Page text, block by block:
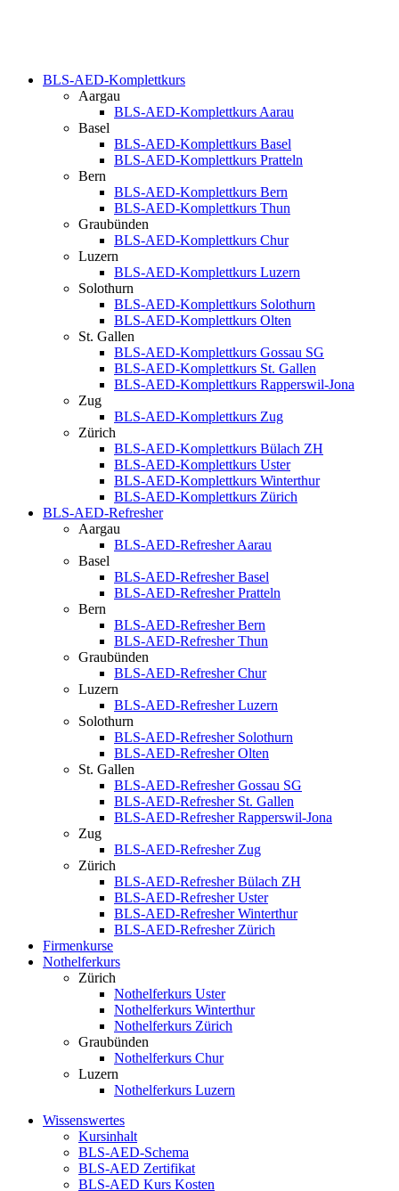
BLS-AED-Komplettkurs
Aargau
BLS-AED-Komplettkurs Aarau
Basel
BLS-AED-Komplettkurs Basel
BLS-AED-Komplettkurs Pratteln
Bern
BLS-AED-Komplettkurs Bern
BLS-AED-Komplettkurs Thun
Graubünden
BLS-AED-Komplettkurs Chur
Luzern
BLS-AED-Komplettkurs Luzern
Solothurn
BLS-AED-Komplettkurs Solothurn
BLS-AED-Komplettkurs Olten
St. Gallen
BLS-AED-Komplettkurs Gossau SG
BLS-AED-Komplettkurs St. Gallen
BLS-AED-Komplettkurs Rapperswil-Jona
Zug
BLS-AED-Komplettkurs Zug
Zürich
BLS-AED-Komplettkurs Bülach ZH
BLS-AED-Komplettkurs Uster
BLS-AED-Komplettkurs Winterthur
BLS-AED-Komplettkurs Zürich
BLS-AED-Refresher
Aargau
BLS-AED-Refresher Aarau
Basel
BLS-AED-Refresher Basel
BLS-AED-Refresher Pratteln
Bern
BLS-AED-Refresher Bern
BLS-AED-Refresher Thun
Graubünden
BLS-AED-Refresher Chur
Luzern
BLS-AED-Refresher Luzern
Solothurn
BLS-AED-Refresher Solothurn
BLS-AED-Refresher Olten
St. Gallen
BLS-AED-Refresher Gossau SG
BLS-AED-Refresher St. Gallen
BLS-AED-Refresher Rapperswil-Jona
Zug
BLS-AED-Refresher Zug
Zürich
BLS-AED-Refresher Bülach ZH
BLS-AED-Refresher Uster
BLS-AED-Refresher Winterthur
BLS-AED-Refresher Zürich
Firmenkurse
Nothelferkurs
Zürich
Nothelferkurs Uster
Nothelferkurs Winterthur
Nothelferkurs Zürich
Graubünden
Nothelferkurs Chur
Luzern
Nothelferkurs Luzern
Wissenswertes
Kursinhalt
BLS-AED-Schema
BLS-AED Zertifikat
BLS-AED Kurs Kosten